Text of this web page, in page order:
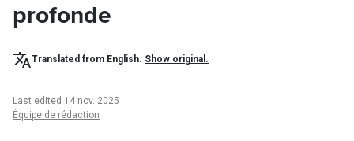
profonde
Translated from English. Show original.
Last edited 14 nov. 2025
Équipe de rédaction